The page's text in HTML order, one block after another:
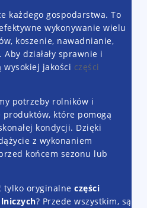
każdego gospodarstwa. To
wykonywanie wielu
koszenie, nawadnianie,
działały sprawnie i
jakości części
potrzeby rolników i
które pomogą
kondycji. Dzięki
z wykonaniem
końcem sezonu lub
tylko oryginalne części
? Przede wszystkim, są